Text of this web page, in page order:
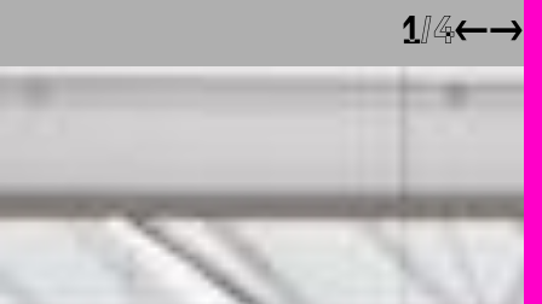
1 4←→